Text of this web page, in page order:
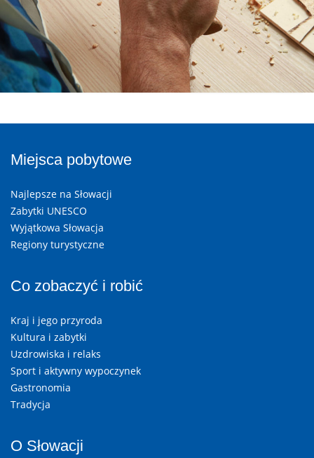
Miejsca pobytowe
Najlepsze na Słowacji
Zabytki UNESCO
Wyjątkowa Słowacja
Regiony turystyczne
Co zobaczyć i robić
Kraj i jego przyroda
Kultura i zabytki
Uzdrowiska i relaks
Sport i aktywny wypoczynek
Gastronomia
Tradycja
O Słowacji